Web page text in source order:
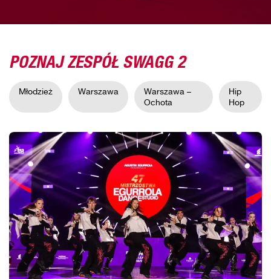
POZNAJ ZESPÓŁ SWAGG 2
Młodzież Warszawa
Warszawa –
Ochota
Hip
Hop